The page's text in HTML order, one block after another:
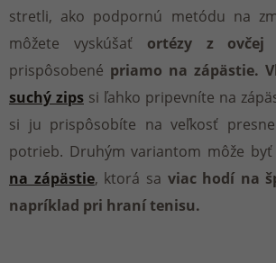
stretli, ako podpornú metódu na
môžete vyskúšať ortézy z ovčej
prispôsobené priamo na zápästie.
suchý zips si ľahko pripevníte na
si ju prispôsobíte na veľkosť
potrieb. Druhým variantom môže
na zápästie, ktorá sa viac hodí na
napríklad pri hraní tenisu.